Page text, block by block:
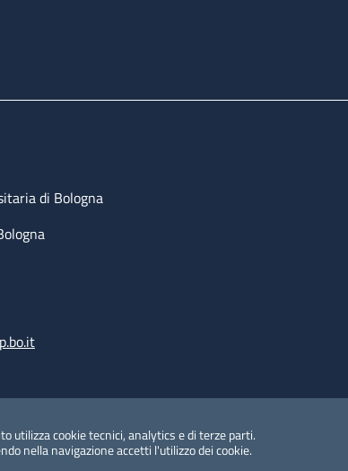
utilizza cookie tecnici, analytics e di terze parti.
nella navigazione accetti l'utilizzo dei cookie.
di Bologna
privacy e protezione del dato personale